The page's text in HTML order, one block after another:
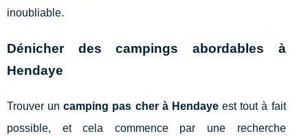
inoubliable.
Dénicher des campings abordables à
Hendaye
Trouver uncamping pas cher à Hendayeest tout à fait
possible, et cela commence par une recherche